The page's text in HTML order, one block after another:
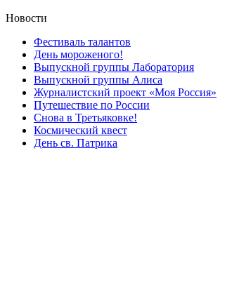
Новости
Фестиваль талантов
День мороженого!
Выпускной группы Лаборатория
Выпускной группы Алиса
Журналистский проект «Моя Россия»
Путешествие по России
Снова в Третьяковке!
Космический квест
День св. Патрика